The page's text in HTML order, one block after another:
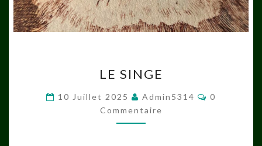
SINGE
LE SINGE
10 Juillet 2025 Admin5314
0
Commentaire